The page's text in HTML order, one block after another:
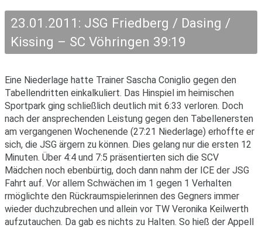
23.01.2011: JSG Friedberg / Dasing /
Kissing – SC Vöhringen 39:19
Eine Niederlage hatte Trainer Sascha Coniglio gegen den
Tabellendritten einkalkuliert. Das Hinspiel im heimischen
Sportpark ging schließlich deutlich mit 6:33 verloren. Doch
nach der ansprechenden Leistung gegen den Tabellenersten
am vergangenen Wochenende (27:21 Niederlage) erhoffte er
sich, die JSG ärgern zu können. Dies gelang nur die ersten 12
Minuten. Über 4:4 und 7:5 präsentierten sich die SCV
Mädchen noch ebenbürtig, doch dann nahm der ICE der JSG
Fahrt auf. Vor allem Schwächen im 1 gegen 1 Verhalten
rmöglichte den Rückraumspielerinnen des Gegners immer
wieder duchzubrechen und allein vor TW Veronika Keilwerth
aufzutauchen. Da gab es nichts zu Halten. So hieß der Appell